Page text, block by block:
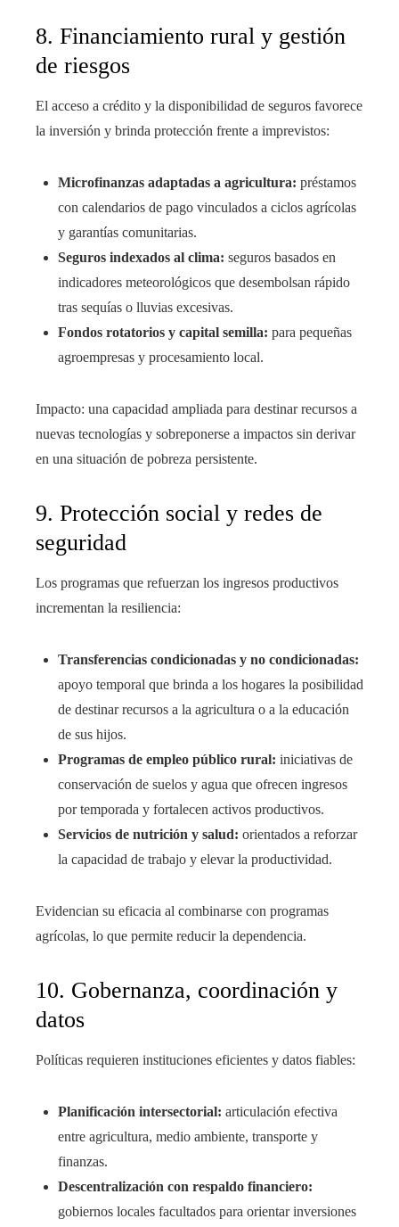
8. Financiamiento rural y gestión
de riesgos
El acceso a crédito y la disponibilidad de seguros favorece
la inversión y brinda protección frente a imprevistos:
Microfinanzas adaptadas a agricultura: préstamos
con calendarios de pago vinculados a ciclos agrícolas
y garantías comunitarias.
Seguros indexados al clima: seguros basados en
indicadores meteorológicos que desembolsan rápido
tras sequías o lluvias excesivas.
Fondos rotatorios y capital semilla: para pequeñas
agroempresas y procesamiento local.
Impacto: una capacidad ampliada para destinar recursos a
nuevas tecnologías y sobreponerse a impactos sin derivar
en una situación de pobreza persistente.
9. Protección social y redes de
seguridad
Los programas que refuerzan los ingresos productivos
incrementan la resiliencia:
Transferencias condicionadas y no condicionadas:
apoyo temporal que brinda a los hogares la posibilidad
de destinar recursos a la agricultura o a la educación
de sus hijos.
Programas de empleo público rural: iniciativas de
conservación de suelos y agua que ofrecen ingresos
por temporada y fortalecen activos productivos.
Servicios de nutrición y salud: orientados a reforzar
la capacidad de trabajo y elevar la productividad.
Evidencian su eficacia al combinarse con programas
agrícolas, lo que permite reducir la dependencia.
10. Gobernanza, coordinación y
datos
Políticas requieren instituciones eficientes y datos fiables:
Planificación intersectorial: articulación efectiva
entre agricultura, medio ambiente, transporte y
finanzas.
Descentralización con respaldo financiero:
gobiernos locales facultados para orientar inversiones